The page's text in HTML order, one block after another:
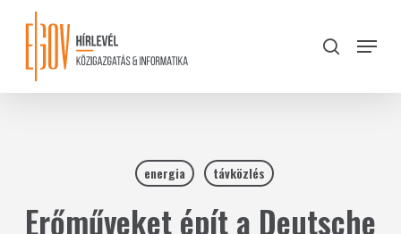
content
search
Menu
energia távközlés
Erőműveket épít a Deutsche
Close